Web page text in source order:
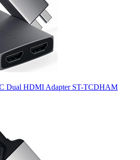
Dual HDMI Adapter ST-TCDHAM